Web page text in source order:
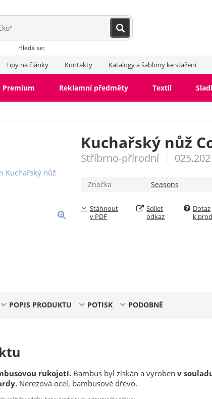
Hledá se:
Tipy na články Kontakty Katalogy a šablony ke stažení
Premium Reklamní předměty Textil
Kuchařský nůž
Stříbrno-přírodní 025.202
Značka Seasons
Stáhnout
v PDF
Sdílet
odkaz
Dotaz
k
POPIS PRODUKTU POTISK PODOBNÉ
rukojetí. Bambus byl získán a vyroben v
Nerezová ocel, bambusové dřevo.